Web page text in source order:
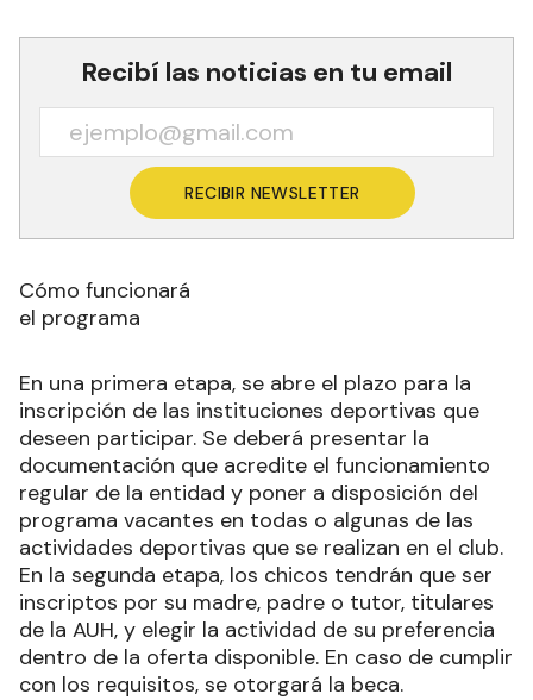
Recibí las noticias en tu email
RECIBIR NEWSLETTER
Cómo funcionará
el programa
En una primera etapa, se abre el plazo para la
inscripción de las instituciones deportivas que
deseen participar. Se deberá presentar la
documentación que acredite el funcionamiento
regular de la entidad y poner a disposición del
programa vacantes en todas o algunas de las
actividades deportivas que se realizan en el club.
En la segunda etapa, los chicos tendrán que ser
inscriptos por su madre, padre o tutor, titulares
de la AUH, y elegir la actividad de su preferencia
dentro de la oferta disponible. En caso de cumplir
con los requisitos, se otorgará la beca.